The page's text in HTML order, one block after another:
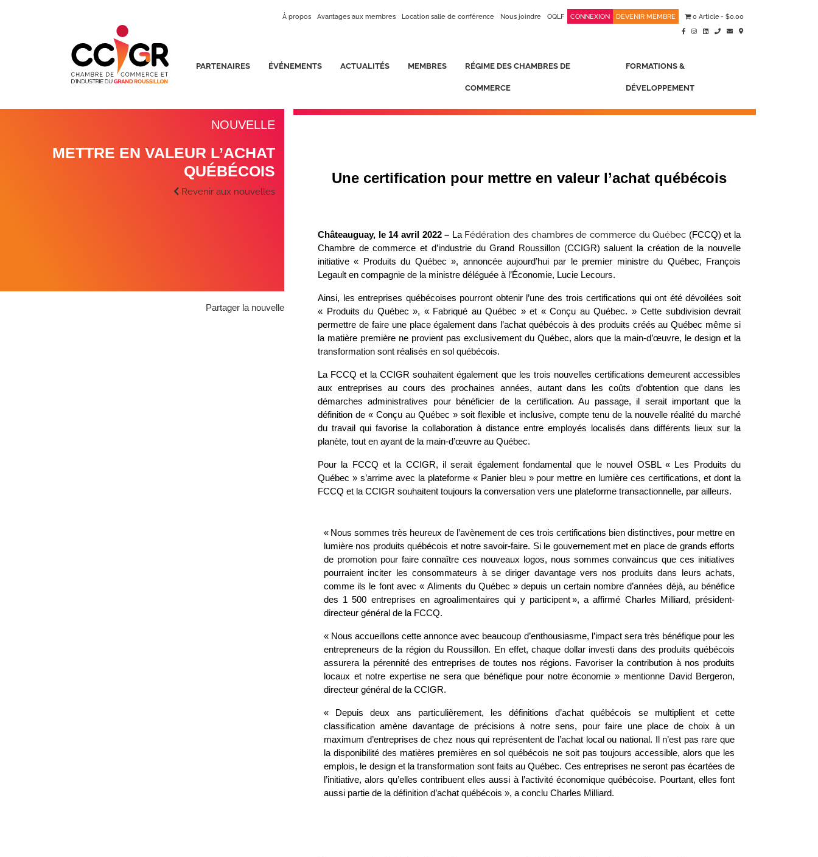
À propos Avantages aux membres Location salle de conférence Nous joindre OQLF CONNEXION DEVENIR MEMBRE 0 Article $0.00
PARTENAIRES ÉVÉNEMENTS ACTUALITÉS MEMBRES RÉGIME DES CHAMBRES DE
COMMERCE
FORMATIONS &
DÉVELOPPEMENT
NOUVELLE
METTRE EN VALEUR L’ACHAT
QUÉBÉCOIS
Revenir aux nouvelles
Partager la nouvelle
Une certification pour mettre en valeur l’achat québécois
Châteauguay, le 14 avril 2022 – La Fédération des chambres de commerce du Québec (FCCQ) et la
Chambre de commerce et d’industrie du Grand Roussillon (CCIGR) saluent la création de la nouvelle
initiative « Produits du Québec », annoncée aujourd’hui par le premier ministre du Québec, François
Legault en compagnie de la ministre déléguée à l’Économie, Lucie Lecours.
Ainsi, les entreprises québécoises pourront obtenir l’une des trois certifications qui ont été dévoilées soit
« Produits du Québec », « Fabriqué au Québec » et « Conçu au Québec. » Cette subdivision devrait
permettre de faire une place également dans l’achat québécois à des produits créés au Québec même si
la matière première ne provient pas exclusivement du Québec, alors que la main-d’œuvre, le design et la
transformation sont réalisés en sol québécois.
La FCCQ et la CCIGR souhaitent également que les trois nouvelles certifications demeurent accessibles
aux entreprises au cours des prochaines années, autant dans les coûts d’obtention que dans les
démarches administratives pour bénéficier de la certification. Au passage, il serait important que la
définition de « Conçu au Québec » soit flexible et inclusive, compte tenu de la nouvelle réalité du marché
du travail qui favorise la collaboration à distance entre employés localisés dans différents lieux sur la
planète, tout en ayant de la main-d’œuvre au Québec.
Pour la FCCQ et la CCIGR, il serait également fondamental que le nouvel OSBL « Les Produits du
Québec » s’arrime avec la plateforme « Panier bleu » pour mettre en lumière ces certifications, et dont la
FCCQ et la CCIGR souhaitent toujours la conversation vers une plateforme transactionnelle, par ailleurs.
« Nous sommes très heureux de l’avènement de ces trois certifications bien distinctives, pour mettre en
lumière nos produits québécois et notre savoir-faire. Si le gouvernement met en place de grands efforts
de promotion pour faire connaître ces nouveaux logos, nous sommes convaincus que ces initiatives
pourraient inciter les consommateurs à se diriger davantage vers nos produits dans leurs achats,
comme ils le font avec « Aliments du Québec » depuis un certain nombre d’années déjà, au bénéfice
des 1 500 entreprises en agroalimentaires qui y participent », a affirmé Charles Milliard, président-
directeur général de la FCCQ.
« Nous accueillons cette annonce avec beaucoup d’enthousiasme, l’impact sera très bénéfique pour les
entrepreneurs de la région du Roussillon. En effet, chaque dollar investi dans des produits québécois
assurera la pérennité des entreprises de toutes nos régions. Favoriser la contribution à nos produits
locaux et notre expertise ne sera que bénéfique pour notre économie » mentionne David Bergeron,
directeur général de la CCIGR.
« Depuis deux ans particulièrement, les définitions d’achat québécois se multiplient et cette
classification amène davantage de précisions à notre sens, pour faire une place de choix à un
maximum d’entreprises de chez nous qui représentent de l’achat local ou national. Il n’est pas rare que
la disponibilité des matières premières en sol québécois ne soit pas toujours accessible, alors que les
emplois, le design et la transformation sont faits au Québec. Ces entreprises ne seront pas écartées de
l’initiative, alors qu’elles contribuent elles aussi à l’activité économique québécoise. Pourtant, elles font
aussi partie de la définition d’achat québécois », a conclu Charles Milliard.